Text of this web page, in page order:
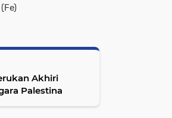
Akhiri
Palestina